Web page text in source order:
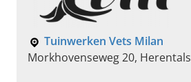
Tuinwerken Vets Milan
Morkhovenseweg 20, Herentals